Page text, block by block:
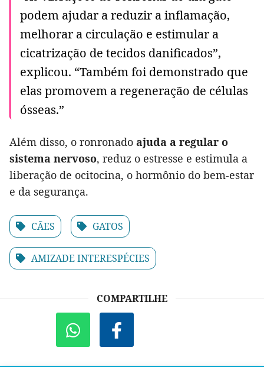
podem ajudar a reduzir a inflamação,
melhorar a circulação e estimular a
cicatrização de tecidos danificados”,
explicou. “Também foi demonstrado que
elas promovem a regeneração de células
ósseas.”
Além disso, o ronronado ajuda a regular o
sistema nervoso, reduz o estresse e estimula a
liberação de ocitocina, o hormônio do bem-estar
e da segurança.
CÃES GATOS
AMIZADE INTERESPÉCIES
COMPARTILHE